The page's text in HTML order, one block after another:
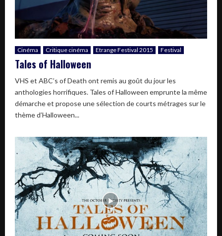
Cinéma Critique cinéma Etrange Festival 2015 Festival
Tales of Halloween
VHS et ABC’s of Death ont remis au goût du jour les
anthologies horrifiques. Tales of Halloween emprunte la même
démarche et propose une sélection de courts métrages sur le
thème d’Halloween...